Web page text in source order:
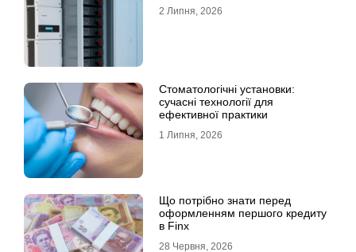
2 Липня, 2026
Стоматологічні установки:
сучасні технології для
ефективної практики
1 Липня, 2026
Що потрібно знати перед
оформленням першого кредиту
в Finx
28 Червня, 2026